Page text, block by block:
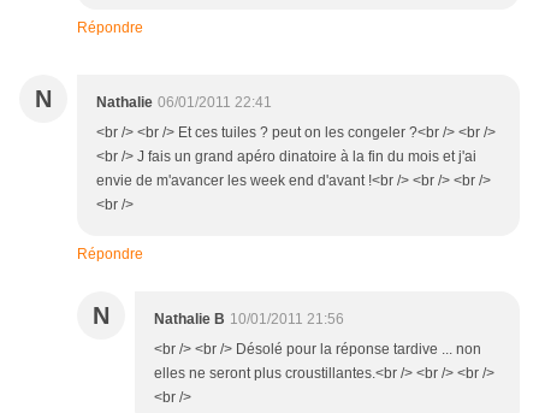
Répondre
N Nathalie 06/01/2011 22:41
<br /> <br /> Et ces tuiles ? peut on les congeler ?<br /> <br />
<br /> J fais un grand apéro dinatoire à la fin du mois et j'ai
envie de m'avancer les week end d'avant !<br /> <br /> <br />
<br />
Répondre
N Nathalie B 10/01/2011 21:56
<br /> <br /> Désolé pour la réponse tardive ... non
elles ne seront plus croustillantes.<br /> <br /> <br />
<br />